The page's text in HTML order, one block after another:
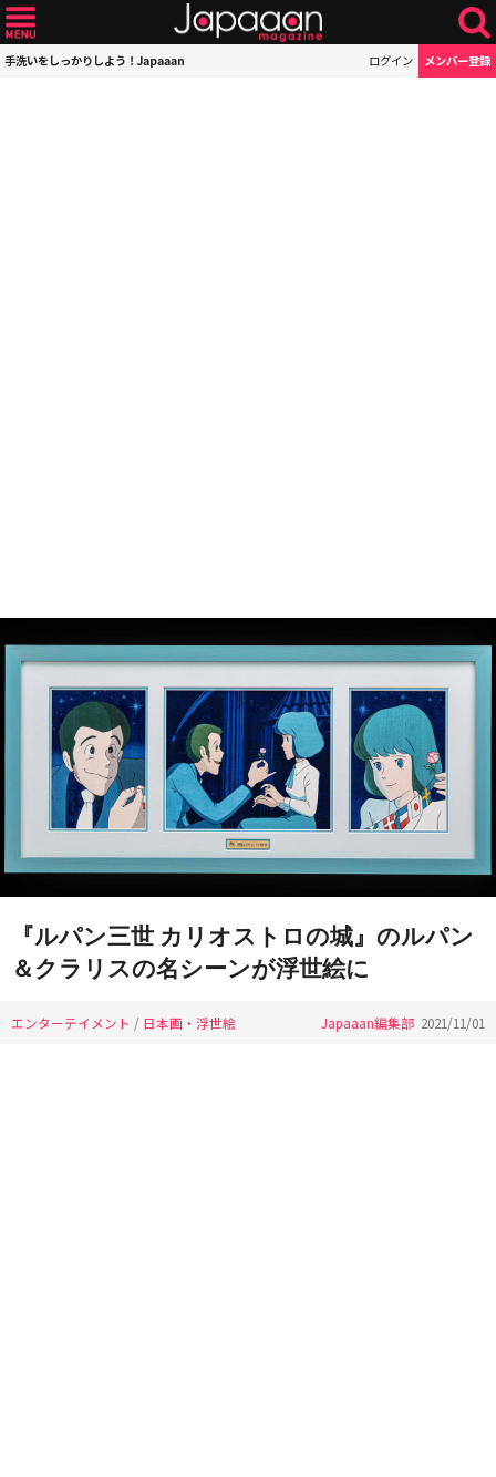
手洗いをしっかりしよう！Japaaan ログイン メンバー登録
『ルパン三世 カリオストロの城』のルパン
＆クラリスの名シーンが浮世絵に
エンターテイメント / 日本画・浮世絵 Japaaan編集部 2021/11/01